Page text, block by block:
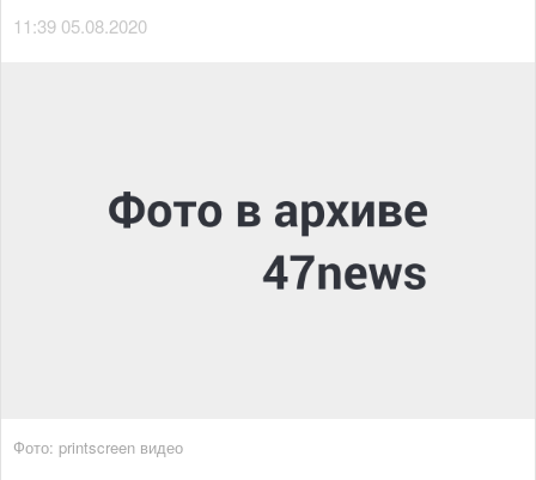
11:39 05.08.2020
Фото: printscreen видео